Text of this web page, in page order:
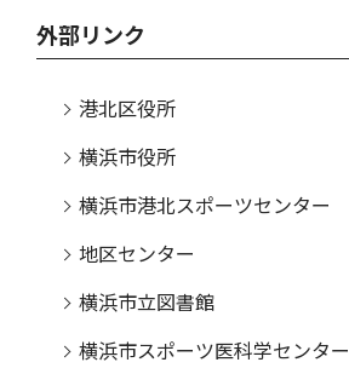
外部リンク
港北区役所
横浜市役所
横浜市港北スポーツセンター
地区センター
横浜市立図書館
横浜市スポーツ医科学センター